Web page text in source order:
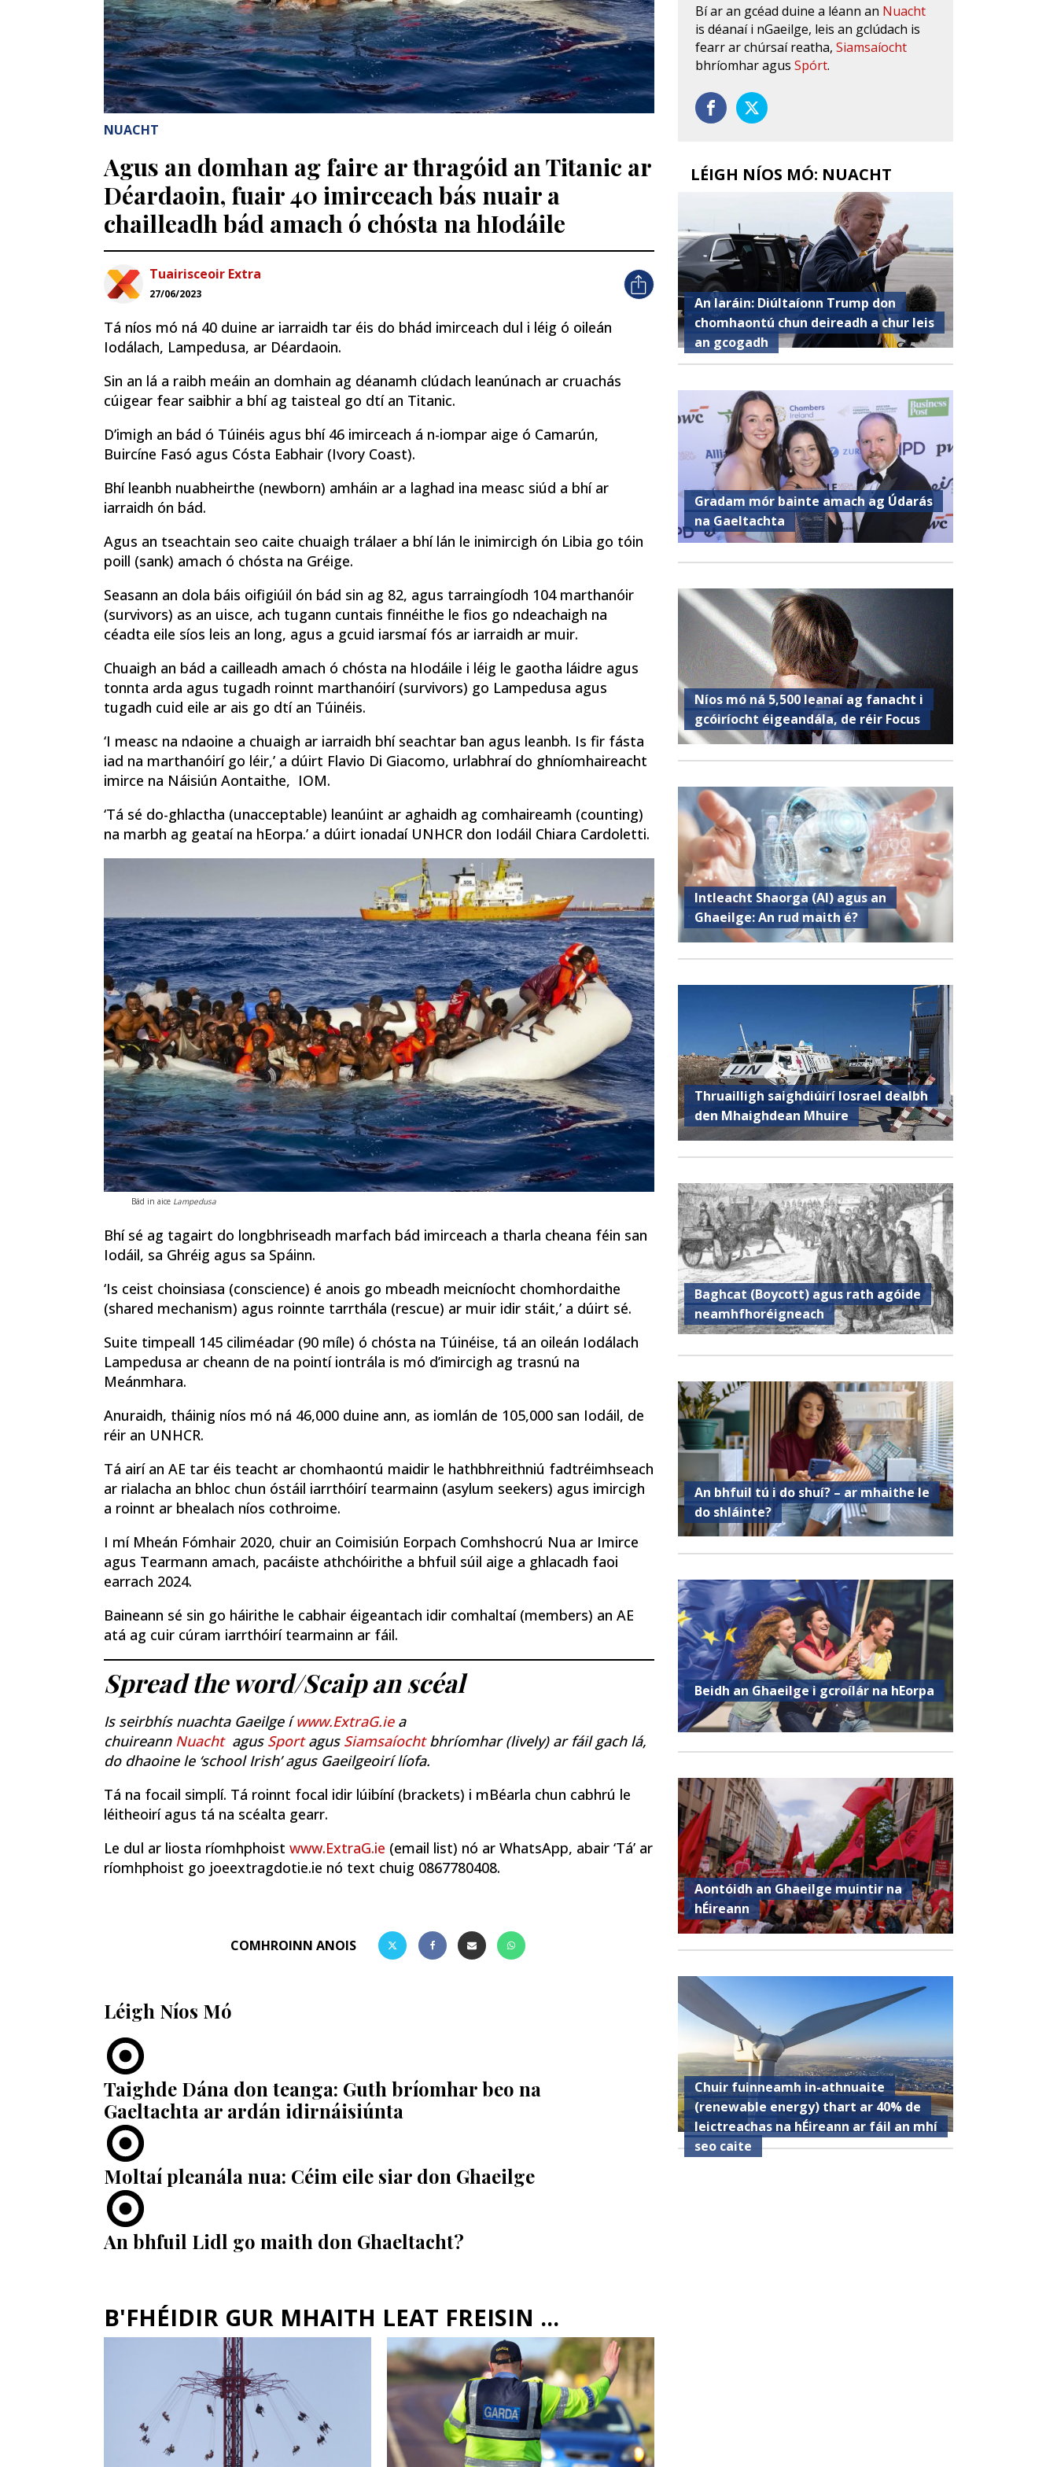
NUACHT
Agus an domhan ag faire ar thragóid an Titanic ar
Déardaoin, fuair 40 imirceach bás nuair a
chailleadh bád amach ó chósta na hIodáile
Tuairisceoir Extra
27/06/2023
Tá níos mó ná 40 duine ar iarraidh tar éis do bhád imirceach dul i léig ó oileán
Iodálach, Lampedusa, ar Déardaoin.
Sin an lá a raibh meáin an domhain ag déanamh clúdach leanúnach ar cruachás
cúigear fear saibhir a bhí ag taisteal go dtí an Titanic.
D’imigh an bád ó Túinéis agus bhí 46 imirceach á n-iompar aige ó Camarún,
Buircíne Fasó agus Cósta Eabhair (Ivory Coast).
Bhí leanbh nuabheirthe (newborn) amháin ar a laghad ina measc siúd a bhí ar
iarraidh ón bád.
Agus an tseachtain seo caite chuaigh trálaer a bhí lán le inimircigh ón Libia go tóin
poill (sank) amach ó chósta na Gréige.
Seasann an dola báis oifigiúil ón bád sin ag 82, agus tarraingíodh 104 marthanóir
(survivors) as an uisce, ach tugann cuntais finnéithe le fios go ndeachaigh na
céadta eile síos leis an long, agus a gcuid iarsmaí fós ar iarraidh ar muir.
Chuaigh an bád a cailleadh amach ó chósta na hIodáile i léig le gaotha láidre agus
tonnta arda agus tugadh roinnt marthanóirí (survivors) go Lampedusa agus
tugadh cuid eile ar ais go dtí an Túinéis.
‘I measc na ndaoine a chuaigh ar iarraidh bhí seachtar ban agus leanbh. Is fir fásta
iad na marthanóirí go léir,’ a dúirt Flavio Di Giacomo, urlabhraí do ghníomhaireacht
imirce na Náisiún Aontaithe, IOM.
‘Tá sé do-ghlactha (unacceptable) leanúint ar aghaidh ag comhaireamh (counting)
na marbh ag geataí na hEorpa.’ a dúirt ionadaí UNHCR don Iodáil Chiara Cardoletti.
Bád in aice Lampedusa
Bhí sé ag tagairt do longbhriseadh marfach bád imirceach a tharla cheana féin san
Iodáil, sa Ghréig agus sa Spáinn.
‘Is ceist choinsiasa (conscience) é anois go mbeadh meicníocht chomhordaithe
(shared mechanism) agus roinnte tarrthála (rescue) ar muir idir stáit,’ a dúirt sé.
Suite timpeall 145 ciliméadar (90 míle) ó chósta na Túinéise, tá an oileán Iodálach
Lampedusa ar cheann de na pointí iontrála is mó d’imircigh ag trasnú na
Meánmhara.
Anuraidh, tháinig níos mó ná 46,000 duine ann, as iomlán de 105,000 san Iodáil, de
réir an UNHCR.
Tá airí an AE tar éis teacht ar chomhaontú maidir le hathbhreithniú fadtréimhseach
ar rialacha an bhloc chun óstáil iarrthóirí tearmainn (asylum seekers) agus imircigh
a roinnt ar bhealach níos cothroime.
I mí Mheán Fómhair 2020, chuir an Coimisiún Eorpach Comhshocrú Nua ar Imirce
agus Tearmann amach, pacáiste athchóirithe a bhfuil súil aige a ghlacadh faoi
earrach 2024.
Baineann sé sin go háirithe le cabhair éigeantach idir comhaltaí (members) an AE
atá ag cuir cúram iarrthóirí tearmainn ar fáil.
Spread the word/Scaip an scéal
Is seirbhís nuachta Gaeilge íwww.ExtraG.iea
chuireann Nuachtagus Sportagus Siamsaíochtbhríomhar (lively) ar fáil gach lá,
do dhaoine le ‘school Irish’ agus Gaeilgeoirí líofa.
Tá na focail simplí. Tá roinnt focal idir lúibíní (brackets) i mBéarla chun cabhrú le
léitheoirí agus tá na scéalta gearr.
Le dul ar liosta ríomhphoist www.ExtraG.ie (email list) nó ar WhatsApp, abair ‘Tá’ ar
ríomhphoist go joeextragdotie.ie nó text chuig 0867780408.
COMHROINN ANOIS
Léigh Níos Mó
Taighde Dána don teanga: Guth bríomhar beo na
Gaeltachta ar ardán idirnáisiúnta
Moltaí pleanála nua: Céim eile siar don Ghaeilge
An bhfuil Lidl go maith don Ghaeltacht?
B'FHÉIDIR GUR MHAITH LEAT FREISIN ...
Bí ar an gcéad duine a léann an Nuacht
is déanaí i nGaeilge, leis an gclúdach is
fearr ar chúrsaí reatha,Siamsaíocht
bhríomhar agusSpórt.
LÉIGH NÍOS MÓ: NUACHT
An Iaráin: Diúltaíonn Trump don
chomhaontú chun deireadh a chur leis
an gcogadh
Gradam mór bainte amach ag Údarás
na Gaeltachta
Níos mó ná 5,500 leanaí ag fanacht i
gcóiríocht éigeandála, de réir Focus
Intleacht Shaorga (AI) agus an
Ghaeilge: An rud maith é?
Thruailligh saighdiúirí Iosrael dealbh
den Mhaighdean Mhuire
Baghcat (Boycott) agus rath agóide
neamhfhoréigneach
An bhfuil tú i do shuí? – ar mhaithe le
do shláinte?
Beidh an Ghaeilge i gcroílár na hEorpa
Aontóidh an Ghaeilge muintir na
hÉireann
Chuir fuinneamh in-athnuaite
(renewable energy) thart ar 40% de
leictreachas na hÉireann ar fáil an mhí
seo caite